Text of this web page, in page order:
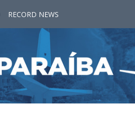
RECORD NEWS